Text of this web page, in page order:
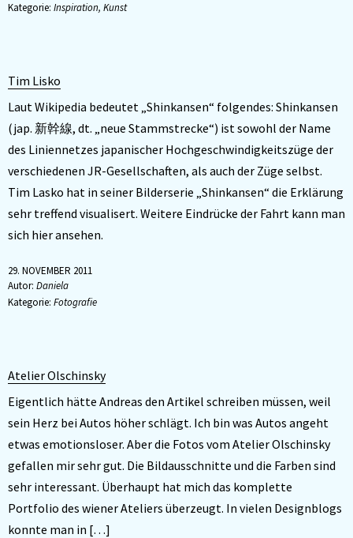
Kategorie: Inspiration, Kunst
Tim Lisko
Laut Wikipedia bedeutet „Shinkansen“ folgendes: Shinkansen
(jap. 新幹線, dt. „neue Stammstrecke“) ist sowohl der Name
des Liniennetzes japanischer Hochgeschwindigkeitszüge der
verschiedenen JR-Gesellschaften, als auch der Züge selbst.
Tim Lasko hat in seiner Bilderserie „Shinkansen“ die Erklärung
sehr treffend visualisert. Weitere Eindrücke der Fahrt kann man
sich hier ansehen.
29. NOVEMBER 2011
Autor: Daniela
Kategorie: Fotografie
Atelier Olschinsky
Eigentlich hätte Andreas den Artikel schreiben müssen, weil
sein Herz bei Autos höher schlägt. Ich bin was Autos angeht
etwas emotionsloser. Aber die Fotos vom Atelier Olschinsky
gefallen mir sehr gut. Die Bildausschnitte und die Farben sind
sehr interessant. Überhaupt hat mich das komplette
Portfolio des wiener Ateliers überzeugt. In vielen Designblogs
konnte man in […]